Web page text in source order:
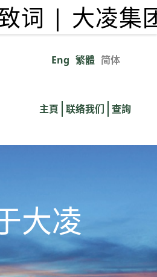
Eng 繁體 简体
links
主頁 联络我们 查詢
大凌
词 | 大凌集